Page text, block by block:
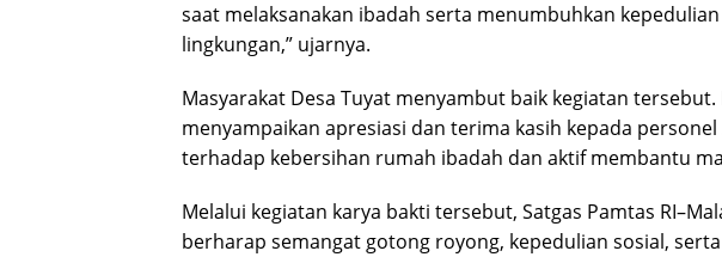
saat melaksanakan ibadah serta menumbuhkan
lingkungan,” ujarnya.
Masyarakat Desa Tuyat menyambut baik kegiatan
menyampaikan apresiasi dan terima kasih kepada
terhadap kebersihan rumah ibadah dan aktif membantu
Melalui kegiatan karya bakti tersebut, Satgas Pamtas
berharap semangat gotong royong, kepedulian sosial,